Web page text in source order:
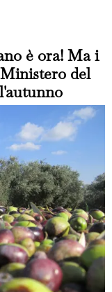
è ora! Ma i
del